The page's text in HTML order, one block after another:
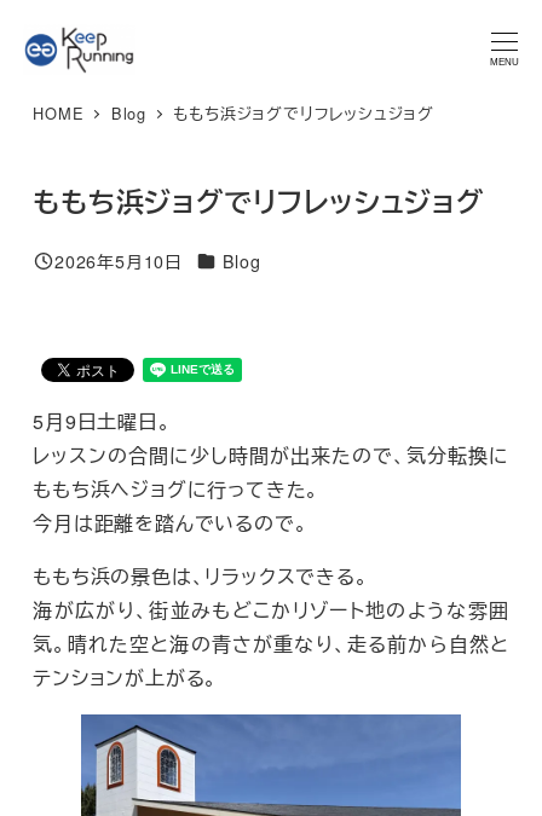
イ
MENU
★マラソンプラン 体験レッスン★ 特別限定価格 3,300円 → ご
予約はこちら
HOME Blog ももち浜ジョグでリフレッシュジョグ
ももち浜ジョグでリフレッシュジョグ
投稿日
2026年5月10日 カテゴリー
Blog
5月9日土曜日。
レッスンの合間に少し時間が出来たので、気分転換に
ももち浜へジョグに行ってきた。
今月は距離を踏んでいるので。
ももち浜の景色は、リラックスできる。
海が広がり、街並みもどこかリゾート地のような雰囲
気。晴れた空と海の青さが重なり、走る前から自然と
テンションが上がる。